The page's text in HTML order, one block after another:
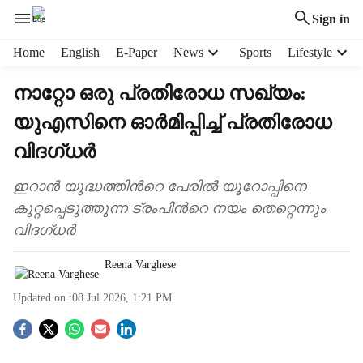
Sign in
Home English E-Paper News Sports Lifestyle
നാറ്റോ ഒരു പ്രതിരോധ സഖ്യം:
യുഎസിനെ ഓർമിപ്പിച്ച് പ്രതിരോധ
വിദഗ്ധർ
ഇറാൻ യുദ്ധത്തിന്‍റെ പേരിൽ യൂറോപ്പിനെ
കുറ്റപ്പെടുത്തുന്ന ട്രംപിന്‍റെ നയം തെറ്റെന്നും
വിദഗ്ധർ
Reena Varghese
Updated on :08 Jul 2026, 1:21 PM
S